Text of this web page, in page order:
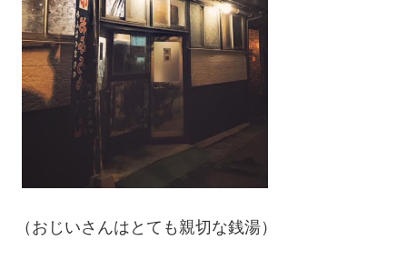
（おじいさんはとても親切な銭湯）